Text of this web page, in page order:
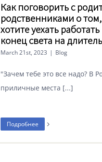
Как поговорить с
родственниками о
хотите уехать
конец света на
March 21st, 2023 | Blog
"Зачем тебе это все надо? В
приличные места [...]
Подробнее